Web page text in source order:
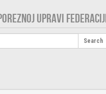
UPRAVI
Search